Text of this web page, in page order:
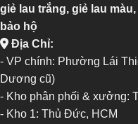
giẻ lau trắng, giẻ lau
bảo hộ
Địa Chỉ:
- VP chính: Phường Lái
Dương cũ)
- Kho phân phối & xưởng:
- Kho 1: Thủ Đức, HCM